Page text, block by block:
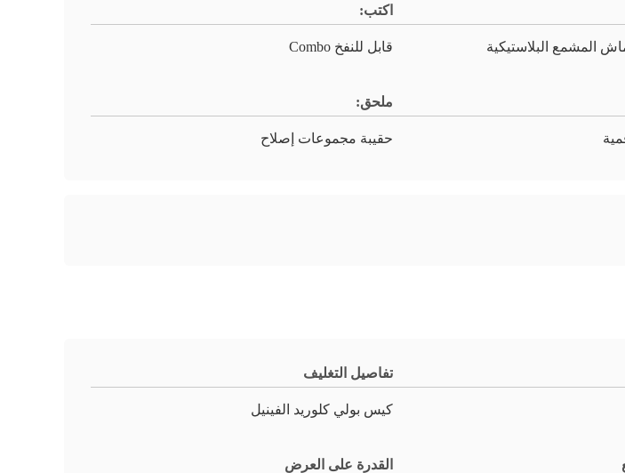
اكتب:
قابل للنفخ Combo
ملحق:
حقيبة مجموعات إصلاح
تفاصيل التغليف
كيس بولي كلوريد الفينيل
القدرة على العرض